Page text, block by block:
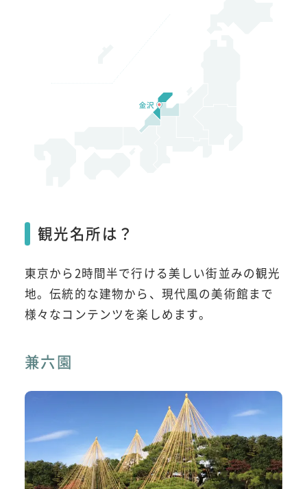
観光名所は？
東京から2時間半で行ける美しい街並みの観光
地。伝統的な建物から、現代風の美術館まで
様々なコンテンツを楽しめます。
兼六園